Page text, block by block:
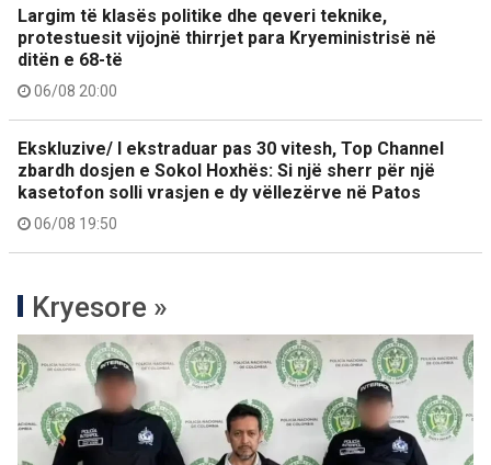
Largim të klasës politike dhe qeveri teknike,
protestuesit vijojnë thirrjet para Kryeministrisë në
ditën e 68-të
06/08 20:00
Ekskluzive/ I ekstraduar pas 30 vitesh, Top Channel
zbardh dosjen e Sokol Hoxhës: Si një sherr për një
kasetofon solli vrasjen e dy vëllezërve në Patos
06/08 19:50
Kryesore »